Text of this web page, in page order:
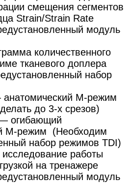
смещения сегментов
Strain/Strain Rate
модуль
количественного
тканевого доплера
набор
М-режим
до 3-х срезов)
огибающий
М-режим (Необходим
набор режимов TDI)
работы
на тренажере
модуль